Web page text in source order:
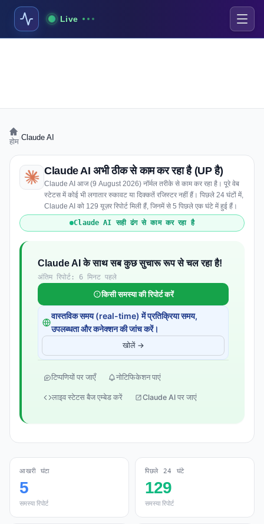
Live
होम Claude AI
Claude AI अभी ठीक से काम कर रहा है (UP है)
Claude AI आज (9 August 2026) नॉर्मल तरीके से काम कर रहा है। पूरे वेब
स्टेटस में कोई भी लगातार रुकावट या दिक्कतें रजिस्टर नहीं हैं। पिछले 24 घंटों में,
Claude AI को 129 यूज़र रिपोर्ट मिली हैं, जिनमें से 5 पिछले एक घंटे में हुई हैं।
Claude AI सही ढंग से काम कर रहा है
Claude AI के साथ सब कुछ सुचारू रूप से चल रहा है!
अंतिम रिपोर्ट: 6 मिनट पहले
किसी समस्या की रिपोर्ट करें
वास्तविक समय (real-time) में प्रतिक्रिया समय,
उपलब्धता और कनेक्शन की जांच करें।
खोलें →
टिप्पणियों पर जाएँ नोटिफिकेशन पाएं
लाइव स्टेटस बैज एम्बेड करें Claude AI पर जाएं
आखरी घंटा
5
समस्या रिपोर्ट
पिछले 24 घंटे
129
समस्या रिपोर्ट